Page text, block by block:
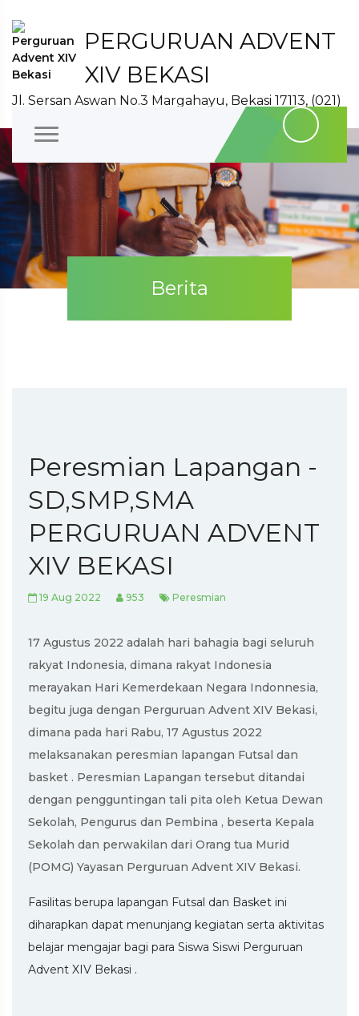
PERGURUAN ADVENT
XIV BEKASI
Jl. Sersan Aswan No.3 Margahayu, Bekasi 17113, (021)
Berita
Peresmian Lapangan -
SD,SMP,SMA
PERGURUAN ADVENT
XIV BEKASI
19 Aug 2022 953 Peresmian
17 Agustus 2022 adalah hari bahagia bagi seluruh
rakyat Indonesia, dimana rakyat Indonesia
merayakan Hari Kemerdekaan Negara Indonnesia,
begitu juga dengan Perguruan Advent XIV Bekasi,
dimana pada hari Rabu, 17 Agustus 2022
melaksanakan peresmian lapangan Futsal dan
basket . Peresmian Lapangan tersebut ditandai
dengan pengguntingan tali pita oleh Ketua Dewan
Sekolah, Pengurus dan Pembina , beserta Kepala
Sekolah dan perwakilan dari Orang tua Murid
(POMG) Yayasan Perguruan Advent XIV Bekasi.
Fasilitas berupa lapangan Futsal dan Basket ini
diharapkan dapat menunjang kegiatan serta aktivitas
belajar mengajar bagi para Siswa Siswi Perguruan
Advent XIV Bekasi .